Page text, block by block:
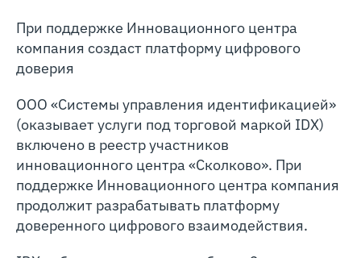
При поддержке Инновационного центра
компания создаст платформу цифрового
доверия
ООО «Системы управления идентификацией»
(оказывает услуги под торговой маркой IDX)
включено в реестр участников
инновационного центра «Сколково». При
поддержке Инновационного центра компания
продолжит разрабатывать платформу
доверенного цифрового взаимодействия.